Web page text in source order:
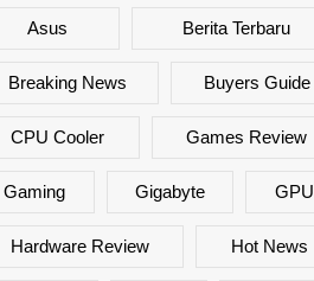
Asus Berita Terbaru
Breaking News Buyers Guide
CPU Cooler Games Review
Gaming Gigabyte GPU
Hardware Review Hot News